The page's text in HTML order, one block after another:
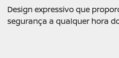
Design expressivo que
segurança a qualquer hora